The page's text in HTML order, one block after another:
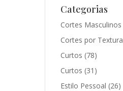
Categorias
Cortes Masculinos
Cortes por Textura
Curtos (78)
Curtos (31)
Estilo Pessoal (26)